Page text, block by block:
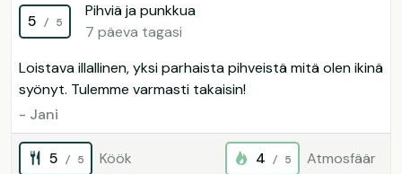
5 / 5
Pihviä ja punkkua
7 päeva tagasi
Loistava illallinen, yksi parhaista pihveistä mitä olen ikinä
syönyt. Tulemme varmasti takaisin!
- Jani
5 / 5 Köök 4 / 5 Atmosfäär